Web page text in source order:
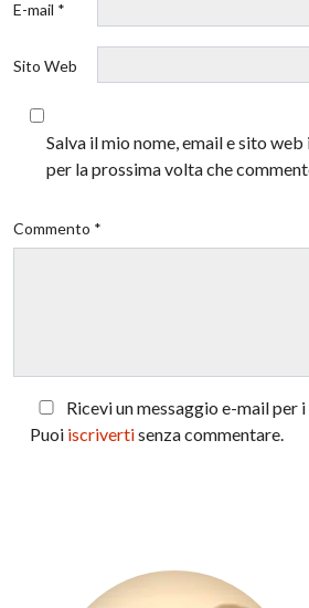
E-mail *
Sito Web
Salva il mio nome, email e sito
per la prossima volta che
Commento *
Ricevi un messaggio e-mail per
Puoi iscrivertisenza commentare.